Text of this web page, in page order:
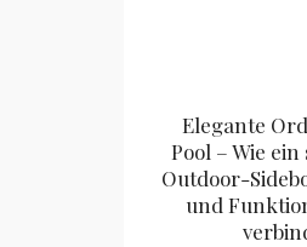
Elegante
Pool – Wie
Outdoor-
und